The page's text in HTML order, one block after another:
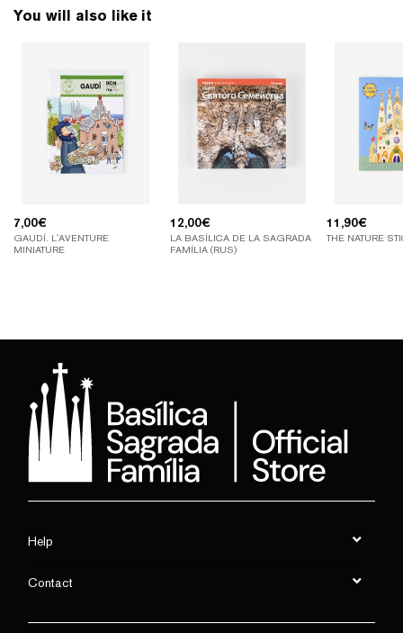
You will also like it
7,00€
GAUDÍ. L'AVENTURE
MINIATURE
12,00€
LA BASÍLICA DE LA SAGRADA
FAMÍLIA (RUS)
11,90€
THE NATURE
Help
Contact